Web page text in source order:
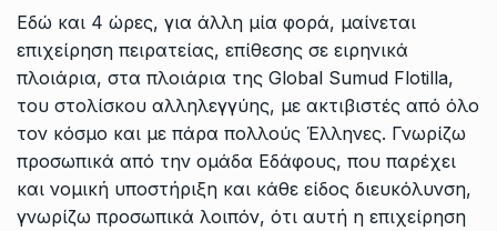
Εδώ και 4 ώρες, για άλλη μία φορά, μαίνεται
επιχείρηση πειρατείας, επίθεσης σε ειρηνικά
πλοιάρια, στα πλοιάρια της Global Sumud Flotilla,
του στολίσκου αλληλεγγύης, με ακτιβιστές από όλο
τον κόσμο και με πάρα πολλούς Έλληνες. Γνωρίζω
προσωπικά από την ομάδα Εδάφους, που παρέχει
και νομική υποστήριξη και κάθε είδος διευκόλυνση,
γνωρίζω προσωπικά λοιπόν, ότι αυτή η επιχείρηση